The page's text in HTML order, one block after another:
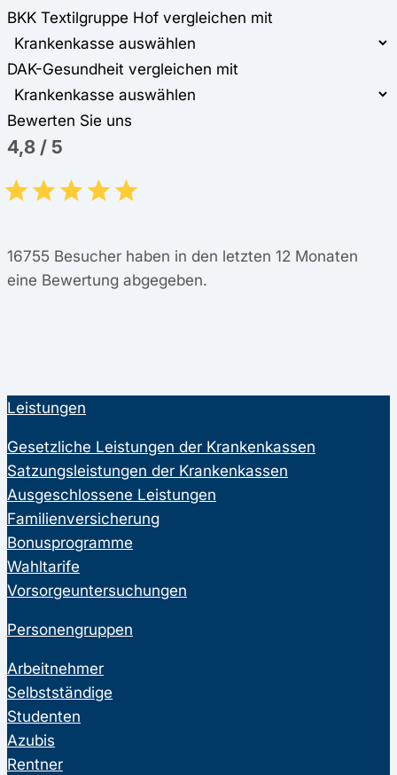
BKK Textilgruppe Hof vergleichen mit
DAK-Gesundheit vergleichen mit
Bewerten Sie uns
4,8 / 5
16755 Besucher haben in den letzten 12 Monaten
eine Bewertung abgegeben.
Leistungen
Gesetzliche Leistungen der Krankenkassen
Satzungsleistungen der Krankenkassen
Ausgeschlossene Leistungen
Familienversicherung
Bonusprogramme
Wahltarife
Vorsorgeuntersuchungen
Personengruppen
Arbeitnehmer
Selbstständige
Studenten
Azubis
Rentner